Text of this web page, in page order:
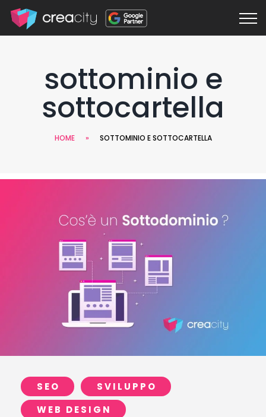
sottominio e
sottocartella
HOME » SOTTOMINIO E SOTTOCARTELLA
SEO
SVILUPPO
WEB DESIGN